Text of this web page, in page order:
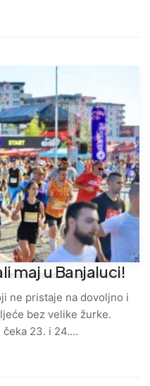
maj u Banjaluci!
ne pristaje na dovoljno i
bez velike žurke.
čeka 23. i 24.…